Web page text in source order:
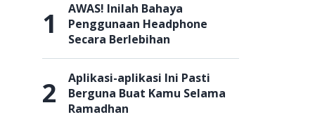
1
AWAS! Inilah Bahaya
Penggunaan Headphone
Secara Berlebihan
2
Aplikasi-aplikasi Ini Pasti
Berguna Buat Kamu Selama
Ramadhan